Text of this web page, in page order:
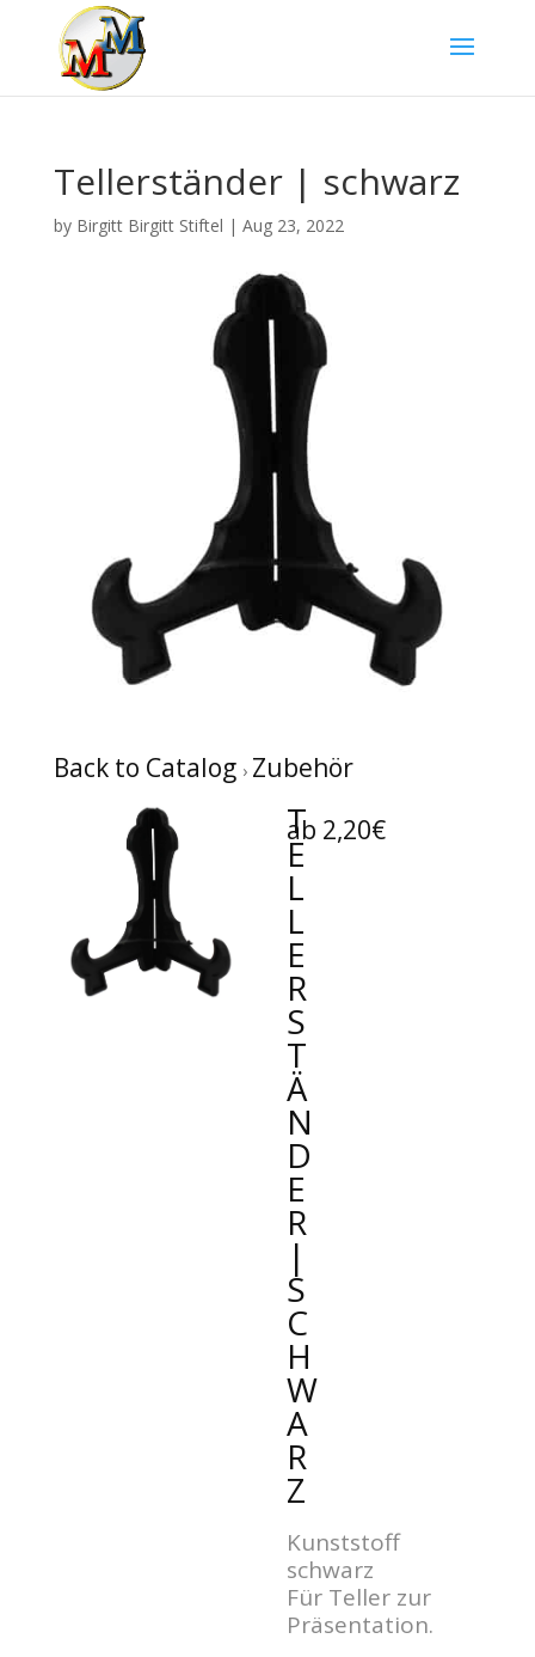
Tellerständer | schwarz
by Birgitt Birgitt Stiftel | Aug 23, 2022
Back to Catalog Zubehör
T
E
L
L
E
R
S
T
Ä
N
D
E
R
|
S
C
H
W
A
R
Z
ab 2,20€
Kunststoff
schwarz
Für Teller zur
Präsentation.